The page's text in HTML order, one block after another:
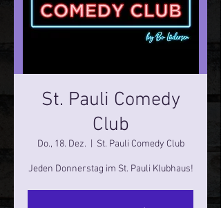
St. Pauli Comedy
Club
Do., 18. Dez. St. Pauli Comedy Club
Jeden Donnerstag im St. Pauli Klubhaus!